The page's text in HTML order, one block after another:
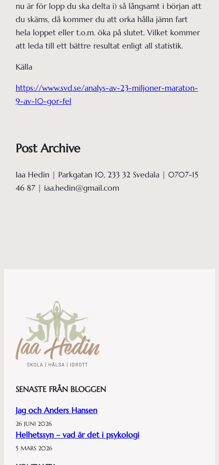
nu är för lopp du ska delta i) så långsamt i början att
du skäms, då kommer du att orka hålla jämn fart
hela loppet eller t.o.m. öka på slutet. Vilket kommer
att leda till ett bättre resultat enligt all statistik.
Källa
https://www.svd.se/analys-av-23-miljoner-maraton-
9-av-10-gor-fel
Post Archive
Iaa Hedin | Parkgatan 10, 233 32 Svedala | 0707-15
46 87 | iaa.hedin@gmail.com
SENASTE FRÅN BLOGGEN
Jag och Anders Hansen
26 JUNI 2026
Helhetssyn – vad är det i psykologi
5 MARS 2026